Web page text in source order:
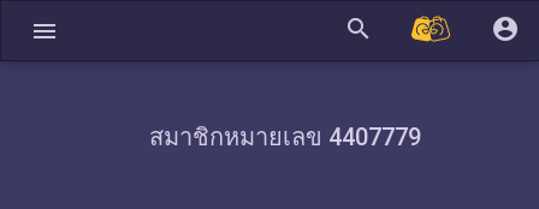
menu search account_circle
สมาชิกหมายเลข 4407779